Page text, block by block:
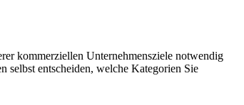
kommerziellen Unternehmensziele notwendig
selbst entscheiden, welche Kategorien Sie